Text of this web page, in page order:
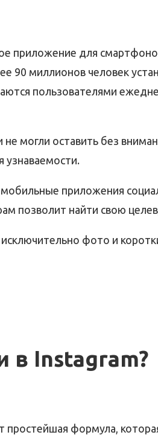
приложение для
90 миллионов человек
пользователями
не могли оставить без
узнаваемости.
приложения
позволит найти свою
фото и
в Instagram?
простейшая формула,